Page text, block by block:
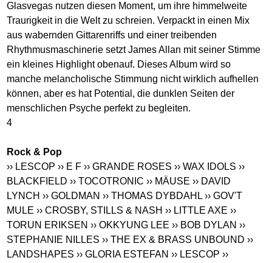
Glasvegas nutzen diesen Moment, um ihre himmelweite
Traurigkeit in die Welt zu schreien. Verpackt in einen Mix
aus wabernden Gittarenriffs und einer treibenden
Rhythmusmaschinerie setzt James Allan mit seiner Stimme
ein kleines Highlight obenauf. Dieses Album wird so
manche melancholische Stimmung nicht wirklich aufhellen
können, aber es hat Potential, die dunklen Seiten der
menschlichen Psyche perfekt zu begleiten.
4
Rock & Pop
›› LESCOP ›› E F ›› GRANDE ROSES ›› WAX IDOLS ››
BLACKFIELD ›› TOCOTRONIC ›› MÄUSE ›› DAVID
LYNCH ›› GOLDMAN ›› THOMAS DYBDAHL ›› GOV'T
MULE ›› CROSBY, STILLS & NASH ›› LITTLE AXE ››
TORUN ERIKSEN ›› OKKYUNG LEE ›› BOB DYLAN ››
STEPHANIE NILLES ›› THE EX & BRASS UNBOUND ››
LANDSHAPES ›› GLORIA ESTEFAN ›› LESCOP ››